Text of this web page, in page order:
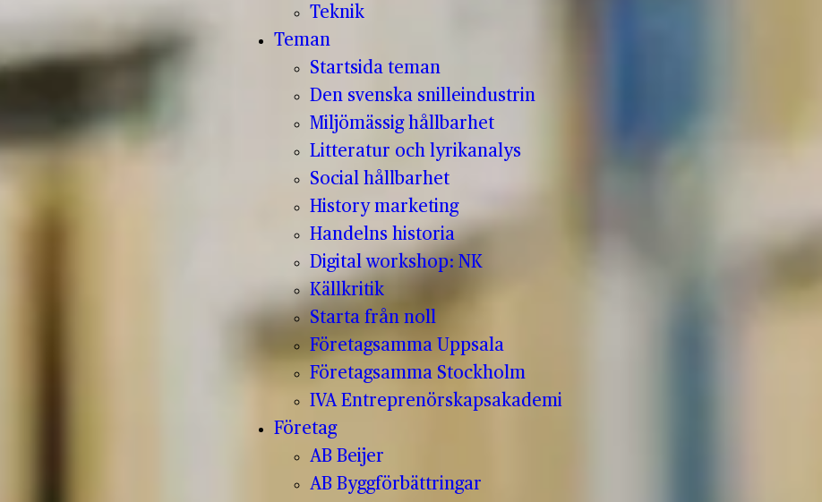
Teknik
Teman
Startsida teman
Den svenska snilleindustrin
Miljömässig hållbarhet
Litteratur och lyrikanalys
Social hållbarhet
History marketing
Handelns historia
Digital workshop: NK
Källkritik
Starta från noll
Företagsamma Uppsala
Företagsamma Stockholm
IVA Entreprenörskapsakademi
Företag
AB Beijer
AB Byggförbättringar